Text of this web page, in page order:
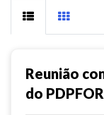
Reunião
do